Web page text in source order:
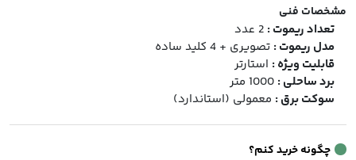
مشخصات فنی
تعداد ریموت : 2 عدد
مدل ریموت : تصویری + 4 کلید ساده
قابلیت ویژه : استارتر
برد ساحلی : 1000 متر
سوکت برق : معمولی (استاندارد)
چگونه خرید کنم؟